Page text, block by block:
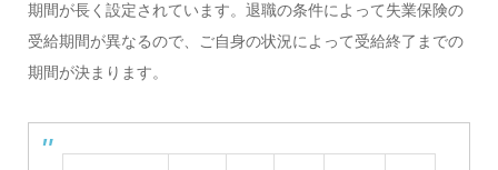
期間が長く設定されています。退職の条件によって失業保険の
受給期間が異なるので、ご自身の状況によって受給終了までの
期間が決まります。